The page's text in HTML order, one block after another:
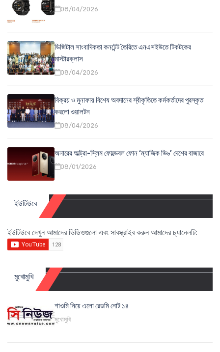
08/04/2026
ডিজিটাল সাংবাদিকতা কনটেন্ট তৈরিতে এনএসইউতে টিকটকের
মাস্টারক্লাস
08/04/2026
বিক্রয় ও মুনাফায় বিশেষ অবদানের স্বীকৃতিতে কর্মকর্তাদের পুরস্কৃত
করলো ওয়ালটন
08/04/2026
অনারের আল্ট্রা-স্লিম ফোল্ডেবল ফোন ‘ম্যাজিক ভি৬’ দেশের বাজারে
08/01/2026
ইউটিউবে
ইউটিউবে দেখুন আমাদের ভিডিওগুলো এবং সাবস্ক্রাইব করুন আমাদের চ্যানেলটি:
মুখোমুখি
শাওমি নিয়ে এলো রেডমি নোট ১৪
মুখোমুখি